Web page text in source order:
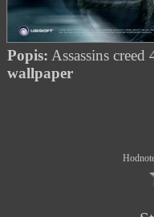
Popis: Assassins creed
wallpaper